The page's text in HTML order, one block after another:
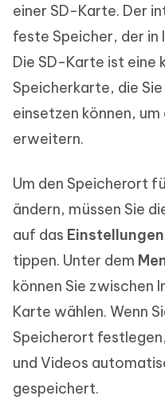
einer SD-Karte. Der
feste Speicher, der in
Die SD-Karte ist eine
Speicherkarte, die
einsetzen können,
erweitern.
Um den Speicherort
ändern, müssen Sie
auf das
tippen. Unter dem
können Sie zwischen
Karte wählen. Wenn
Speicherort
und Videos
gespeichert.